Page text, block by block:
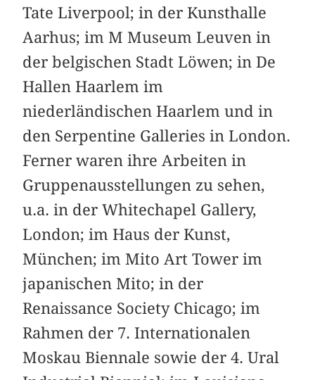
Tate Liverpool; in der Kunsthalle
Aarhus; im M Museum Leuven in
der belgischen Stadt Löwen; in De
Hallen Haarlem im
niederländischen Haarlem und in
den Serpentine Galleries in London.
Ferner waren ihre Arbeiten in
Gruppenausstellungen zu sehen,
u.a. in der Whitechapel Gallery,
London; im Haus der Kunst,
München; im Mito Art Tower im
japanischen Mito; in der
Renaissance Society Chicago; im
Rahmen der 7. Internationalen
Moskau Biennale sowie der 4. Ural